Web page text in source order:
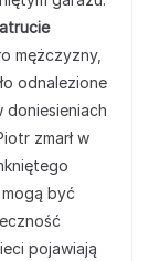
mężczyzny,
odnalezione
doniesieniach
zmarł w
być
pojawiają